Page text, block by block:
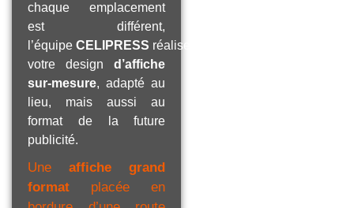
chaque emplacement
est différent,
l’équipe CELIPRESS réalise
votre designd’affiche
sur-mesure, adapté au
lieu, mais aussi au
format de la future
publicité.
Uneaffiche grand
format placée en